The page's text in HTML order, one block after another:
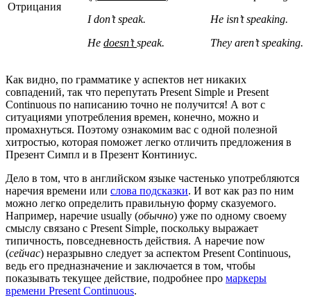
Отрицания
I don’t speak.
He doesn’tspeak.
He isn’t speaking.
They aren’t speaking.
Как видно, по грамматике у аспектов нет никаких
совпадений, так что перепутать Present Simple и Present
Continuous по написанию точно не получится! А вот с
ситуациями употребления времен, конечно, можно и
промахнуться. Поэтому ознакомим вас с одной полезной
хитростью, которая поможет легко отличить предложения в
Презент Симпл и в Презент Континиус.
Дело в том, что в английском языке частенько употребляются
наречия времени или слова подсказки. И вот как раз по ним
можно легко определить правильную форму сказуемого.
Например, наречие usually (обычно) уже по одному своему
смыслу связано с Present Simple, поскольку выражает
типичность, повседневность действия. А наречие now
(сейчас) неразрывно следует за аспектом Present Continuous,
ведь его предназначение и заключается в том, чтобы
показывать текущее действие, подробнее про маркеры
времени Present Continuous.